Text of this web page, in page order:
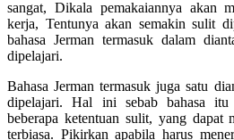
sangat, Dikala pemakaiannya akan
kerja, Tentunya akan semakin sulit
bahasa Jerman termasuk dalam
dipelajari.
Bahasa Jerman termasuk juga satu
dipelajari. Hal ini sebab bahasa itu
beberapa ketentuan sulit, yang dapat
terbiasa. Pikirkan apabila harus